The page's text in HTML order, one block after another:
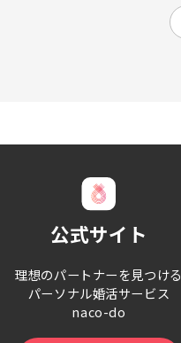
公式サイト
理想のパートナーを見つける
パーソナル婚活サービス
naco-do